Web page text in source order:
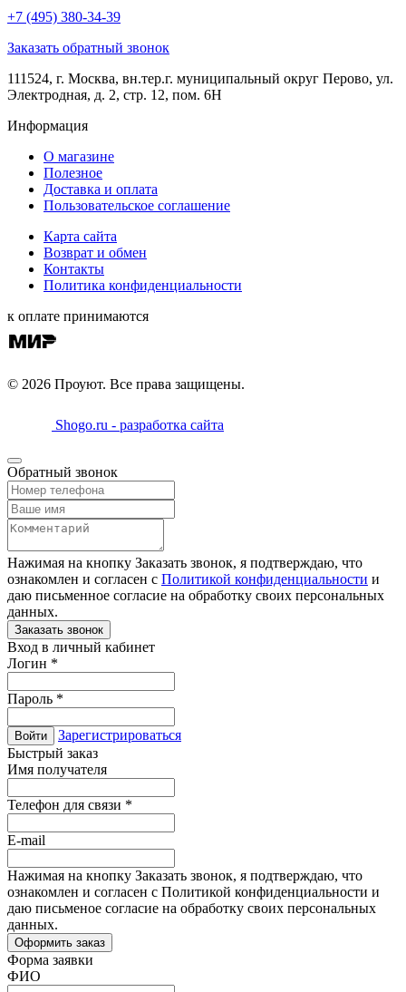
+7 (495) 380-34-39
Заказать обратный звонок
111524, г. Москва, вн.тер.г. муниципальный округ Перово, ул.
Электродная, д. 2, стр. 12, пом. 6Н
Информация
О магазине
Полезное
Доставка и оплата
Пользовательское соглашение
Карта сайта
Возврат и обмен
Контакты
Политика конфиденциальности
к оплате принимаются
© 2026 Проуют. Все права защищены.
Shogo.ru - разработка сайта
Обратный звонок
Нажимая на кнопку Заказать звонок, я подтверждаю, что
ознакомлен и согласен с Политикой конфиденциальности и
даю письменное согласие на обработку своих персональных
данных.
Вход в личный кабинет
Логин *
Пароль *
Войти
Зарегистрироваться
Быстрый заказ
Имя получателя
Телефон для связи *
E-mail
Нажимая на кнопку Заказать звонок, я подтверждаю, что
ознакомлен и согласен с Политикой конфиденциальности и
даю письменое согласие на обработку своих персональных
данных.
Форма заявки
ФИО